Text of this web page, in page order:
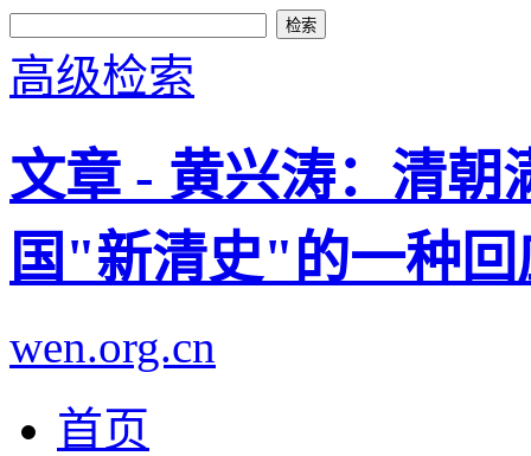
高级检索
文章 - 黄兴涛：清
国"新清史"的一种回
wen.org.cn
首页